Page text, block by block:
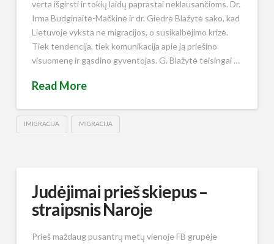
verta išgirsti ir tokių laidų paprastai neklausančioms. Dr.
Irma Budginaitė-Mačkinė ir dr. Giedrė Blažytė sako, kad
Lietuvoje vyksta ne migracijos, o susikalbėjimo krizė.
Tiek tendencija, tiek komunikacija apie ją priešino
visuomenę ir gąsdino gyventojas. G. Blažytė teisingai …
Read More
IMIGRACIJA MIGRACIJA
Judėjimai prieš skiepus –
straipsnis Naroje
Prieš maždaug pusantrų metų vienoje FB grupėje